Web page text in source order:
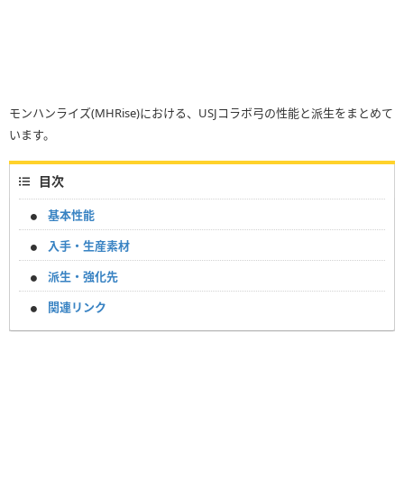
モンハンライズ(MHRise)における、USJコラボ弓の性能と派生をまとめて
います。
目次
基本性能
入手・生産素材
派生・強化先
関連リンク